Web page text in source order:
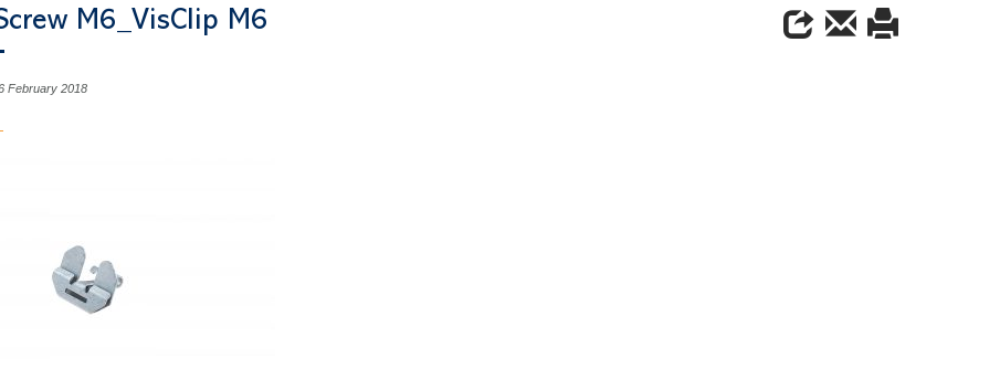
M6_VisClip M6
February 2018